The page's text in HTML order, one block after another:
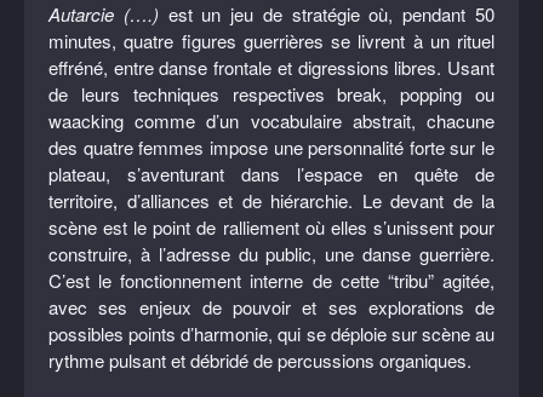
Autarcie (….) est un jeu de stratégie où, pendant 50
minutes, quatre figures guerrières se livrent à un rituel
effréné, entre danse frontale et digressions libres. Usant
de leurs techniques respectives break, popping ou
waacking comme d’un vocabulaire abstrait, chacune
des quatre femmes impose une personnalité forte sur le
plateau, s’aventurant dans l’espace en quête de
territoire, d’alliances et de hiérarchie. Le devant de la
scène est le point de ralliement où elles s’unissent pour
construire, à l’adresse du public, une danse guerrière.
C’est le fonctionnement interne de cette “tribu” agitée,
avec ses enjeux de pouvoir et ses explorations de
possibles points d’harmonie, qui se déploie sur scène au
rythme pulsant et débridé de percussions organiques.